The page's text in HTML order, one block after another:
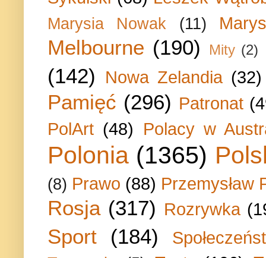
Marysia Nowak (11)
Melbourne (190) Mity (2)
(142) Nowa Zelandia (32)
Pamięć (296) Patronat
PolArt (48) Polacy w
Polonia (1365)
(8) Prawo (88) Przemysław
Rosja (317) Rozrywka
Sport (184)